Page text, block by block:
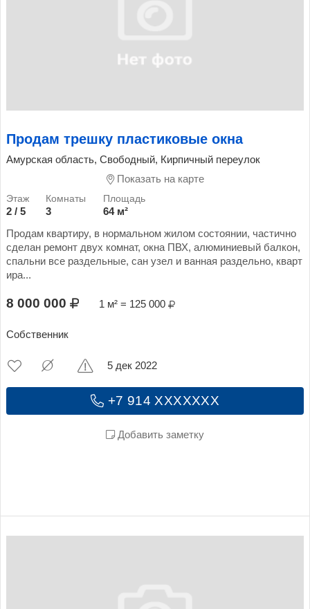
Продам трешку пластиковые окна
Амурская область, Свободный, Кирпичный переулок
Показать на карте
2 / 5 3
64 м²
Продам квартиру, в нормальном жилом состоянии, частично
сделан ремонт двух комнат, окна ПВХ, алюминиевый балкон,
спальни все раздельные, сан узел и ванная раздельно, кварт
ира...
8 000 000 1 м² = 125 000
Собственник
+7 914 XXXXXXX
Добавить заметку
5 дек 2022